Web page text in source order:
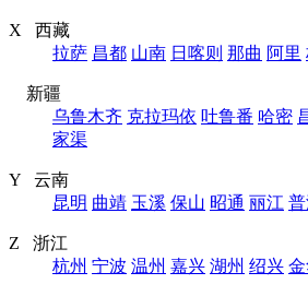
X 西藏
拉萨 昌都 山南 日喀则 那曲 阿里
新疆
乌鲁木齐 克拉玛依 吐鲁番 哈密
家渠
Y 云南
昆明 曲靖 玉溪 保山 昭通 丽江
Z 浙江
杭州 宁波 温州 嘉兴 湖州 绍兴